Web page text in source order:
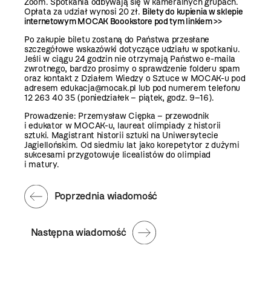
Opłata za udział wynosi 20 zł. Bilety do kupienia w sklepie
internetowym MOCAK Boookstore pod tym linkiem >>
Po zakupie biletu zostaną do Państwa przesłane
szczegółowe wskazówki dotyczące udziału w spotkaniu.
Jeśli w ciągu 24 godzin nie otrzymają Państwo e-maila
zwrotnego, bardzo prosimy o sprawdzenie folderu spam
oraz kontakt z Działem Wiedzy o Sztuce w MOCAK-u pod
adresem edukacja@mocak.pl lub pod numerem telefonu
12 263 40 35 (poniedziałek – piątek, godz. 9–16).
Prowadzenie: Przemysław Ciępka – przewodnik
i edukator w MOCAK-u, laureat olimpiady z historii
sztuki. Magistrant historii sztuki na Uniwersytecie
Jagiellońskim. Od siedmiu lat jako korepetytor z dużymi
sukcesami przygotowuje licealistów do olimpiad
i matury.
Następna wiadomość
Poprzednia wiadomość